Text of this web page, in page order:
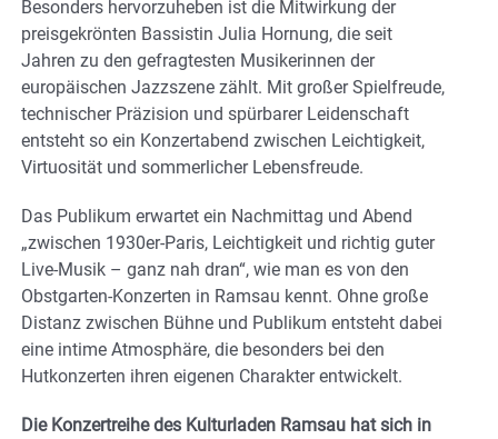
Besonders hervorzuheben ist die Mitwirkung der
preisgekrönten Bassistin Julia Hornung, die seit
Jahren zu den gefragtesten Musikerinnen der
europäischen Jazzszene zählt. Mit großer Spielfreude,
technischer Präzision und spürbarer Leidenschaft
entsteht so ein Konzertabend zwischen Leichtigkeit,
Virtuosität und sommerlicher Lebensfreude.
Das Publikum erwartet ein Nachmittag und Abend
„zwischen 1930er-Paris, Leichtigkeit und richtig guter
Live-Musik – ganz nah dran“, wie man es von den
Obstgarten-Konzerten in Ramsau kennt. Ohne große
Distanz zwischen Bühne und Publikum entsteht dabei
eine intime Atmosphäre, die besonders bei den
Hutkonzerten ihren eigenen Charakter entwickelt.
Die Konzertreihe des Kulturladen Ramsau hat sich in